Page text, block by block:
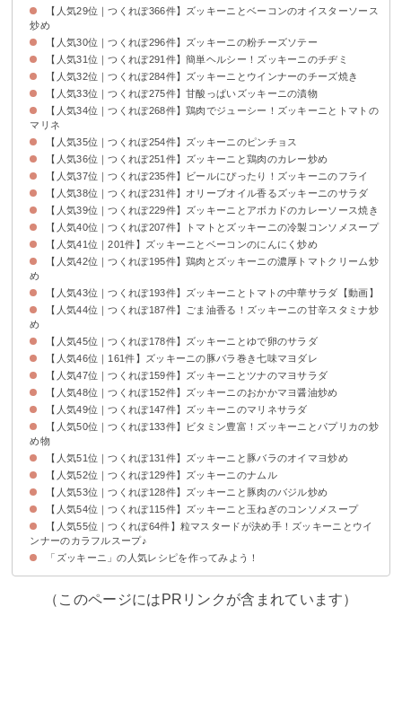
【人気29位｜つくれぽ366件】ズッキーニとベーコンのオイスターソース
炒め
【人気30位｜つくれぽ296件】ズッキーニの粉チーズソテー
【人気31位｜つくれぽ291件】簡単ヘルシー！ズッキーニのチヂミ
【人気32位｜つくれぽ284件】ズッキーニとウインナーのチーズ焼き
【人気33位｜つくれぽ275件】甘酸っぱいズッキーニの漬物
【人気34位｜つくれぽ268件】鶏肉でジューシー！ズッキーニとトマトの
マリネ
【人気35位｜つくれぽ254件】ズッキーニのピンチョス
【人気36位｜つくれぽ251件】ズッキーニと鶏肉のカレー炒め
【人気37位｜つくれぽ235件】ビールにぴったり！ズッキーニのフライ
【人気38位｜つくれぽ231件】オリーブオイル香るズッキーニのサラダ
【人気39位｜つくれぽ229件】ズッキーニとアボカドのカレーソース焼き
【人気40位｜つくれぽ207件】トマトとズッキーニの冷製コンソメスープ
【人気41位｜201件】ズッキーニとベーコンのにんにく炒め
【人気42位｜つくれぽ195件】鶏肉とズッキーニの濃厚トマトクリーム炒
め
【人気43位｜つくれぽ193件】ズッキーニとトマトの中華サラダ【動画】
【人気44位｜つくれぽ187件】ごま油香る！ズッキーニの甘辛スタミナ炒
め
【人気45位｜つくれぽ178件】ズッキーニとゆで卵のサラダ
【人気46位｜161件】ズッキーニの豚バラ巻き七味マヨダレ
【人気47位｜つくれぽ159件】ズッキーニとツナのマヨサラダ
【人気48位｜つくれぽ152件】ズッキーニのおかかマヨ醤油炒め
【人気49位｜つくれぽ147件】ズッキーニのマリネサラダ
【人気50位｜つくれぽ133件】ビタミン豊富！ズッキーニとパプリカの炒
め物
【人気51位｜つくれぽ131件】ズッキーニと豚バラのオイマヨ炒め
【人気52位｜つくれぽ129件】ズッキーニのナムル
【人気53位｜つくれぽ128件】ズッキーニと豚肉のバジル炒め
【人気54位｜つくれぽ115件】ズッキーニと玉ねぎのコンソメスープ
【人気55位｜つくれぽ64件】粒マスタードが決め手！ズッキーニとウイ
ンナーのカラフルスープ♪
「ズッキーニ」の人気レシピを作ってみよう！
（このページにはPRリンクが含まれています）